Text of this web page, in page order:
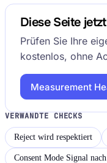
Diese Seite
Prüfen Sie Ihre
kostenlos, ohne
Measurement
VERWANDTE CHECKS
Reject wird respektiert
Consent Mode Signal